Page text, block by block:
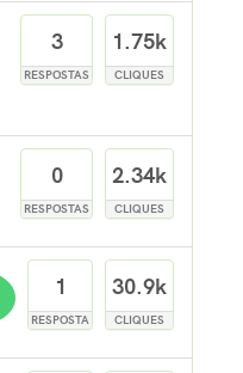
3
RESPOSTAS
1.75k
CLIQUES
0
RESPOSTAS
2.34k
CLIQUES
1
RESPOSTA
30.9k
CLIQUES